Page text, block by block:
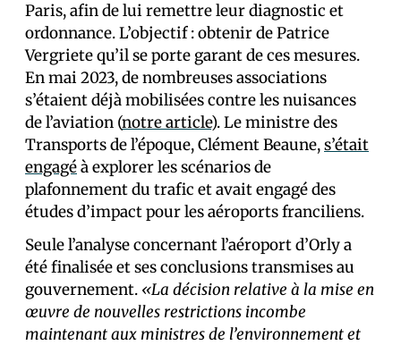
Paris, afin de lui remettre leur diagnostic et
ordonnance. L’objectif : obtenir de Patrice
Vergriete qu’il se porte garant de ces mesures.
En mai 2023, de nombreuses associations
s’étaient déjà mobilisées contre les nuisances
de l’aviation (notre article). Le ministre des
Transports de l’époque, Clément Beaune,s’était
engagéà explorer les scénarios de
plafonnement du trafic et avait engagé des
études d’impact pour les aéroports franciliens.
Seule l’analyse concernant l’aéroport d’Orly a
été finalisée et ses conclusions transmises au
gouvernement. «La décision relative à la mise en
œuvre de nouvelles restrictions incombe
maintenant aux ministres de l’environnement et